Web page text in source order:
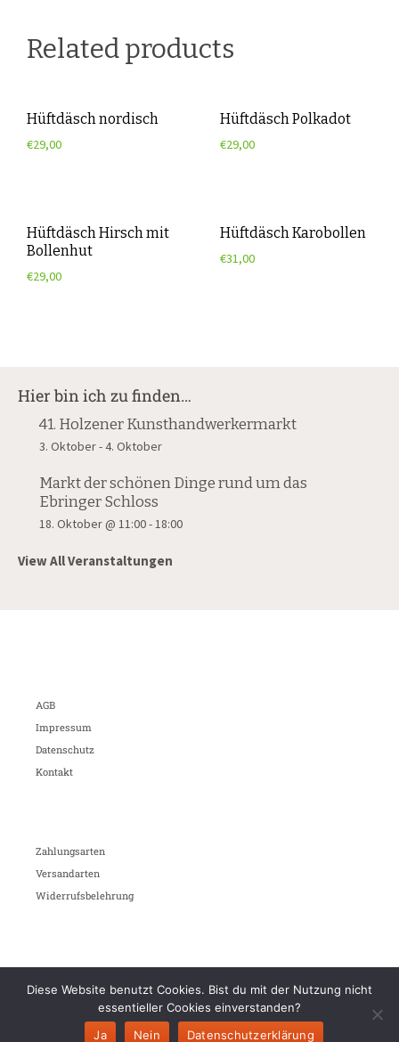
Related products
Hüftdäsch nordisch
€29,00
Hüftdäsch Polkadot
€29,00
Hüftdäsch Hirsch mit
Bollenhut
€29,00
Hüftdäsch Karobollen
€31,00
Hier bin ich zu finden…
41. Holzener Kunsthandwerkermarkt
3. Oktober-4. Oktober
Markt der schönen Dinge rund um das
Ebringer Schloss
18. Oktober @ 11:00-18:00
View All Veranstaltungen
AGB
Impressum
Datenschutz
Kontakt
Zahlungsarten
Versandarten
Widerrufsbelehrung
Diese Website benutzt Cookies. Bist du mit der Nutzung nicht
essentieller Cookies einverstanden?
Ja
Nein Datenschutzerklärung